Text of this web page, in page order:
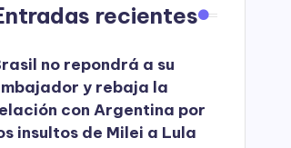
recientes
no repondrá a su
y rebaja la
con Argentina por
insultos de Milei a Lula